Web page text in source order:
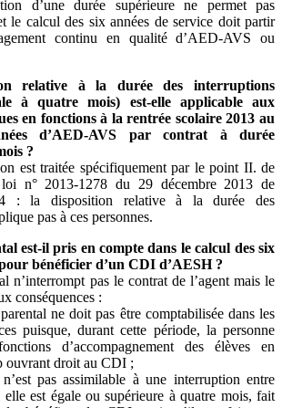
d’une durée supérieure ne permet pas
le calcul des six années de service doit partir
continu en qualité d’AED-AVS ou
relative à la durée des interruptions
à quatre mois) est-elle applicable aux
en fonctions à la rentrée scolaire 2013 au
d’AED-AVS par contrat à durée
?
est traitée spécifiquement par le point II. de
n° 2013-1278 du 29 décembre 2013 de
: la disposition relative à la durée des
pas à ces personnes.
est-il pris en compte dans le calcul des six
pour bénéficier d’un CDI d’AESH ?
n’interrompt pas le contrat de l’agent mais le
conséquences :
ne doit pas être comptabilisée dans les
puisque, durant cette période, la personne
d’accompagnement des élèves en
ouvrant droit au CDI ;
pas assimilable à une interruption entre
est égale ou supérieure à quatre mois, fait